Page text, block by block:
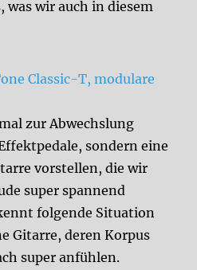
was wir auch in diesem
Classic-T, modulare
zur Abwechslung
sondern eine
vorstellen, die wir
super spannend
folgende Situation
Gitarre, deren Korpus
super anfühlen.